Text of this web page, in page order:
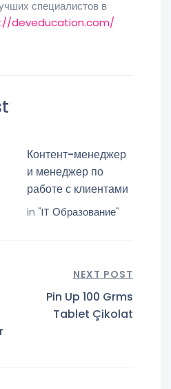
специалистов в
deveducation.com/
Контент-менеджер
и менеджер по
работе с клиентами
in "IT Образование"
NEXT POST
Pin Up 100 Grms
Tablet Çikolat